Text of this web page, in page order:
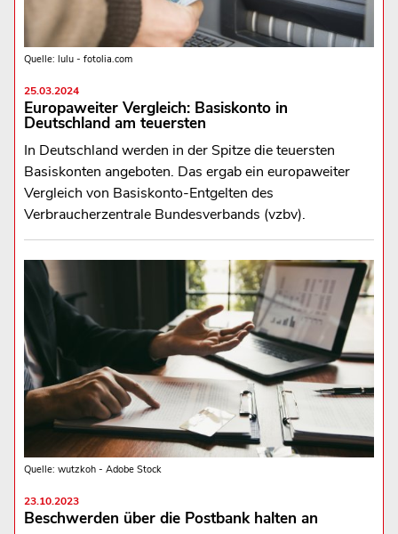
Quelle: lulu - fotolia.com
25.03.2024
Europaweiter Vergleich: Basiskonto in
Deutschland am teuersten
In Deutschland werden in der Spitze die teuersten
Basiskonten angeboten. Das ergab ein europaweiter
Vergleich von Basiskonto-Entgelten des
Verbraucherzentrale Bundesverbands (vzbv).
Quelle: wutzkoh - Adobe Stock
23.10.2023
Beschwerden über die Postbank halten an